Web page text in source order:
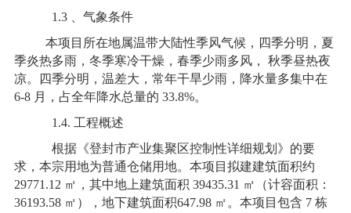
1.3 、气象条件
本项目所在地属温带大陆性季风气候，四季分明，夏
季炎热多雨，冬季寒冷干燥，春季少雨多风， 秋季昼热夜
凉。四季分明，温差大，常年干旱少雨，降水量多集中在
6-8 月，占全年降水总量的 33.8%。
1.4. 工程概述
根据《登封市产业集聚区控制性详细规划》的要
求，本宗用地为普通仓储用地。本项目拟建建筑面积约
29771.12 ㎡，其中地上建筑面积 39435.31 ㎡（计容面积：
36193.58 ㎡），地下建筑面积647.98 ㎡。本项目包含 7 栋